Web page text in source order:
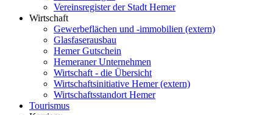
Vereinsregister der Stadt Hemer
Wirtschaft
Gewerbeflächen und -immobilien (extern)
Glasfaserausbau
Hemer Gutschein
Hemeraner Unternehmen
Wirtschaft - die Übersicht
Wirtschaftsinitiative Hemer (extern)
Wirtschaftsstandort Hemer
Tourismus